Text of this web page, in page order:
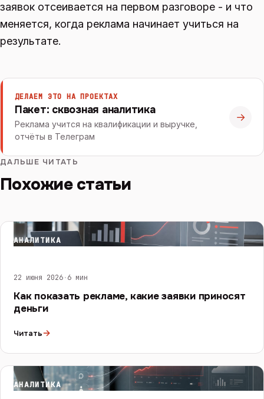
заявок отсеивается на первом разговоре - и что
меняется, когда реклама начинает учиться на
результате.
ДЕЛАЕМ ЭТО НА ПРОЕКТАХ
Пакет: сквозная аналитика
Реклама учится на квалификации и выручке,
отчёты в Телеграм
→
ДАЛЬШЕ ЧИТАТЬ
Похожие статьи
АНАЛИТИКА
22 июня 2026·6 мин
Как показать рекламе, какие заявки приносят
деньги
Читать→
АНАЛИТИКА